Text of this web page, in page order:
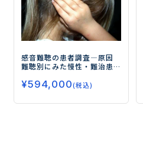
感音難聴の患者調査―原因
難聴別にみた慢性・難治患
査／難聴を改善する治療薬
の受容性を探る―
¥594,000(税込)